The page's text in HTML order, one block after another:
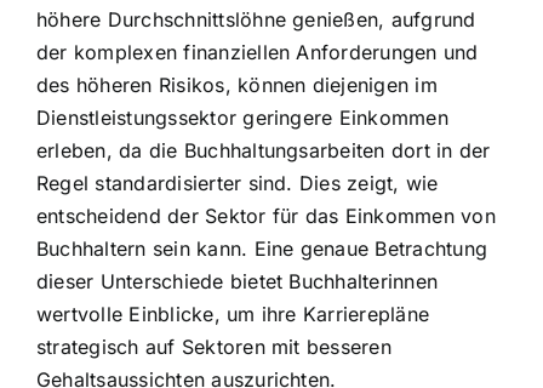
höhere Durchschnittslöhne genießen, aufgrund
der komplexen finanziellen Anforderungen und
des höheren Risikos, können diejenigen im
Dienstleistungssektor geringere Einkommen
erleben, da die Buchhaltungsarbeiten dort in der
Regel standardisierter sind. Dies zeigt, wie
entscheidend der Sektor für das Einkommen von
Buchhaltern sein kann. Eine genaue Betrachtung
dieser Unterschiede bietet Buchhalterinnen
wertvolle Einblicke, um ihre Karrierepläne
strategisch auf Sektoren mit besseren
Gehaltsaussichten auszurichten.